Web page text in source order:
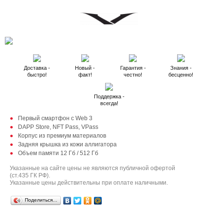
Доставка -
быстро!
Новый -
факт!
Гарантия -
честно!
Знания -
бесценно!
Поддержка -
всегда!
Первый смартфон с Web 3
DAPP Store, NFT Pass, VPass
Корпус из премиум материалов
Задняя крышка из кожи аллигатора
Объем памяти 12 Гб / 512 Гб
Указанные на сайте цены не являются публичной офертой
(ст.435 ГК РФ).
Указанные цены действительны при оплате наличными.
Поделиться…